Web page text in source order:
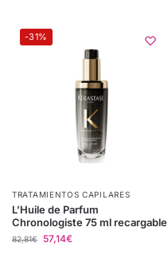
-31%
TRATAMIENTOS CAPILARES
L’Huile de Parfum
Chronologiste 75 ml recargable
82,81€ 57,14€